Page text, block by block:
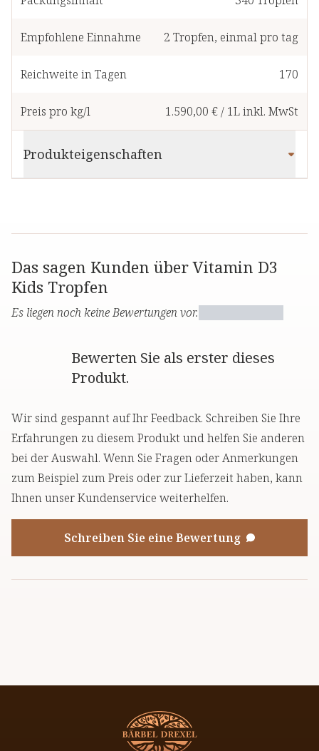
Empfohlene Einnahme 2 Tropfen, einmal pro tag
Reichweite in Tagen 170
Preis pro kg/l 1.590,00 €/ 1Linkl. MwSt
Produkteigenschaften
Das sagen Kunden über Vitamin D3
Kids Tropfen
Es liegen noch keine Bewertungen vor.
Bewerten Sie als erster dieses
Produkt.
Wir sind gespannt auf Ihr Feedback. Schreiben Sie Ihre
Erfahrungen zu diesem Produkt und helfen Sie anderen
bei der Auswahl. Wenn Sie Fragen oder Anmerkungen
zum Beispiel zum Preis oder zur Lieferzeit haben, kann
Ihnen unser Kundenservice weiterhelfen.
Schreiben Sie eine Bewertung